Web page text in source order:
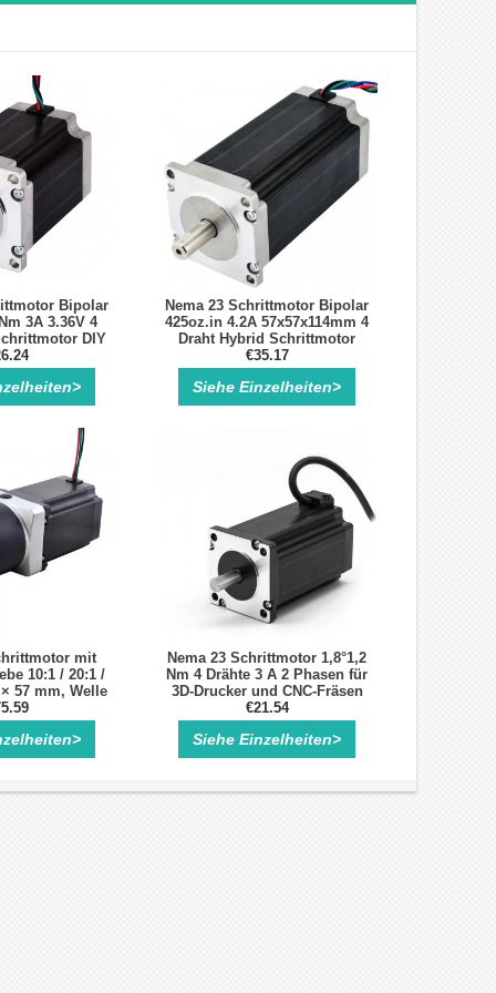
Bipolar
3A 3.36V 4
DIY
Nema 23 Schrittmotor Bipolar
425oz.in 4.2A 57x57x114mm 4
Draht Hybrid Schrittmotor
€35.17
Siehe Einzelheiten>
mit
10:1 / 20:1 /
57 mm, Welle
Nema 23 Schrittmotor 1,8°1,2
Nm 4 Drähte 3 A 2 Phasen für
3D-Drucker und CNC-Fräsen
€21.54
Siehe Einzelheiten>